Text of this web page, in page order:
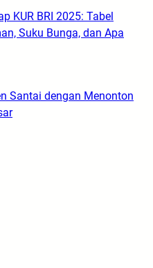
KUR BRI 2025: Tabel
Suku Bunga, dan Apa
Santai dengan Menonton